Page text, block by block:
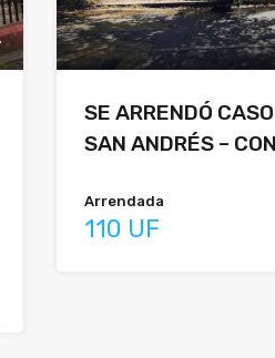
SE ARRENDÓ
SAN ANDRÉS –
Arrendada
110 UF